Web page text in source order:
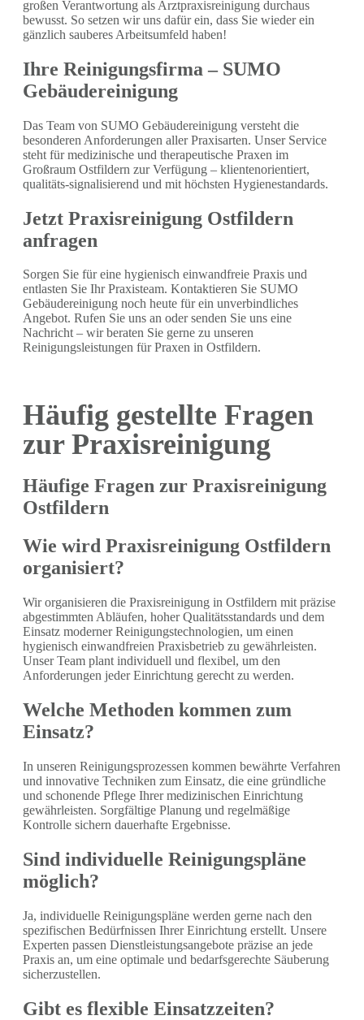
großen Verantwortung als Arztpraxisreinigung durchaus
bewusst. So setzen wir uns dafür ein, dass Sie wieder ein
gänzlich sauberes Arbeitsumfeld haben!
Ihre Reinigungsfirma – SUMO
Gebäudereinigung
Das Team von SUMO Gebäudereinigung versteht die
besonderen Anforderungen aller Praxisarten. Unser Service
steht für medizinische und therapeutische Praxen im
Großraum Ostfildern zur Verfügung – klientenorientiert,
qualitäts-signalisierend und mit höchsten Hygienestandards.
Jetzt Praxisreinigung Ostfildern
anfragen
Sorgen Sie für eine hygienisch einwandfreie Praxis und
entlasten Sie Ihr Praxisteam. Kontaktieren Sie SUMO
Gebäudereinigung noch heute für ein unverbindliches
Angebot. Rufen Sie uns an oder senden Sie uns eine
Nachricht – wir beraten Sie gerne zu unseren
Reinigungsleistungen für Praxen in Ostfildern.
Häufig gestellte Fragen
zur Praxisreinigung
Häufige Fragen zur Praxisreinigung
Ostfildern
Wie wird Praxisreinigung Ostfildern
organisiert?
Wir organisieren die Praxisreinigung in Ostfildern mit präzise
abgestimmten Abläufen, hoher Qualitätsstandards und dem
Einsatz moderner Reinigungstechnologien, um einen
hygienisch einwandfreien Praxisbetrieb zu gewährleisten.
Unser Team plant individuell und flexibel, um den
Anforderungen jeder Einrichtung gerecht zu werden.
Welche Methoden kommen zum
Einsatz?
In unseren Reinigungsprozessen kommen bewährte Verfahren
und innovative Techniken zum Einsatz, die eine gründliche
und schonende Pflege Ihrer medizinischen Einrichtung
gewährleisten. Sorgfältige Planung und regelmäßige
Kontrolle sichern dauerhafte Ergebnisse.
Sind individuelle Reinigungspläne
möglich?
Ja, individuelle Reinigungspläne werden gerne nach den
spezifischen Bedürfnissen Ihrer Einrichtung erstellt. Unsere
Experten passen Dienstleistungsangebote präzise an jede
Praxis an, um eine optimale und bedarfsgerechte Säuberung
sicherzustellen.
Gibt es flexible Einsatzzeiten?